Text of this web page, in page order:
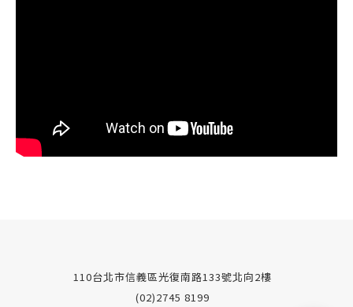
110台北市信義區光復南路133號北向2樓
(02)2745 8199